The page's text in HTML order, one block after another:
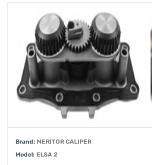
Brand: MERITOR CALIPER
Model: ELSA 2